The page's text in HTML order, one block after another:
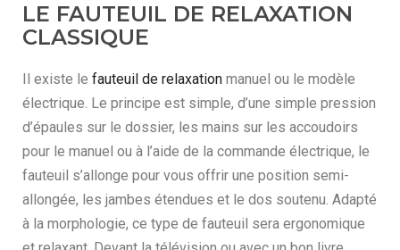
LE FAUTEUIL DE RELAXATION
CLASSIQUE
Il existe le fauteuil de relaxation manuel ou le modèle
électrique. Le principe est simple, d’une simple pression
d’épaules sur le dossier, les mains sur les accoudoirs
pour le manuel ou à l’aide de la commande électrique, le
fauteuil s’allonge pour vous offrir une position semi-
allongée, les jambes étendues et le dos soutenu. Adapté
à la morphologie, ce type de fauteuil sera ergonomique